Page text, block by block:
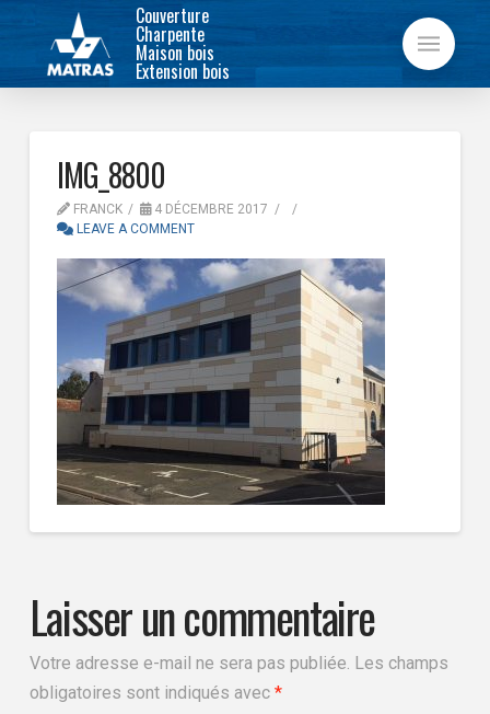
Couverture
Charpente
Maison bois
Extension bois
IMG_8800
FRANCK
4 DÉCEMBRE 2017
LEAVE A COMMENT
Laisser un commentaire
Votre adresse e-mail ne sera pas publiée. Les champs
obligatoires sont indiqués avec *